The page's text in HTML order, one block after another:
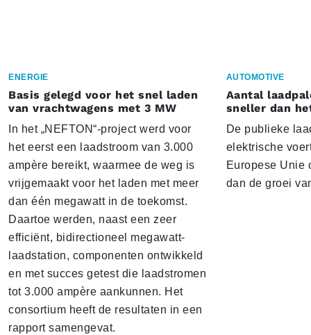
ENERGIE
Basis gelegd voor het snel laden
van vrachtwagens met 3 MW
In het „NEFTON“-project werd voor
het eerst een laadstroom van 3.000
ampère bereikt, waarmee de weg is
vrijgemaakt voor het laden met meer
dan één megawatt in de toekomst.
Daartoe werden, naast een zeer
efficiënt, bidirectioneel megawatt-
laadstation, componenten ontwikkeld
en met succes getest die laadstromen
tot 3.000 ampère aankunnen. Het
consortium heeft de resultaten in een
rapport samengevat.
AUTOMOTIVE
Aantal
sneller dan
De publieke
elektrische
Europese Unie
dan de groei